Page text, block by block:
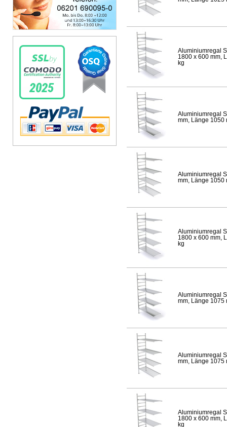
Aluminiumregal
1800 x 600 mm,
kg
Aluminiumregal
mm, Länge 1050
Aluminiumregal
mm, Länge 1050
Aluminiumregal
1800 x 600 mm,
kg
Aluminiumregal
mm, Länge 1075
Aluminiumregal
mm, Länge 1075
Aluminiumregal
1800 x 600 mm,
kg